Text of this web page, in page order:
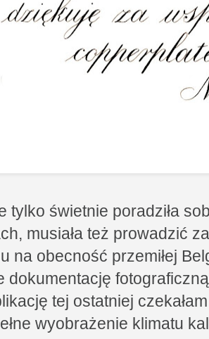
tylko świetnie poradziła
musiała też prowadzić
na obecność przemiłej
dokumentację
tej ostatniej
wyobrażenie klimatu